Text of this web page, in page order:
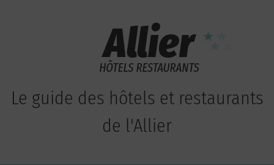
Le guide des hôtels et restaurants
de l'Allier